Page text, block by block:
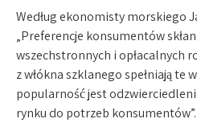
Według ekonomisty morskiego
„Preferencje konsumentów
wszechstronnych i opłacalnych
z włókna szklanego spełniają te
popularność jest
rynku do potrzeb konsumentów”.